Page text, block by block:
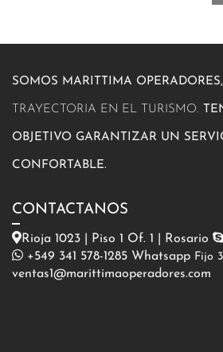
SOMOS MARITTIMA OPERADORES,
TRAYECTORIA EN EL TURISMO.
OBJETIVO GARANTIZAR UN
CONFORTABLE.
CONTACTANOS
Rioja 1023 | Piso 1 Of. 1 | Rosario
+549 341 578-1285 Whatsapp Fijo
ventas1@marittimaoperadores.com